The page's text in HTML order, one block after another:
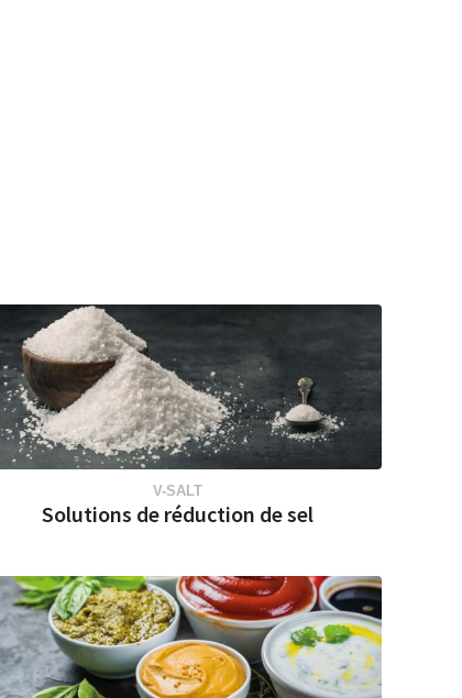
V-SALT
Solutions de réduction de sel